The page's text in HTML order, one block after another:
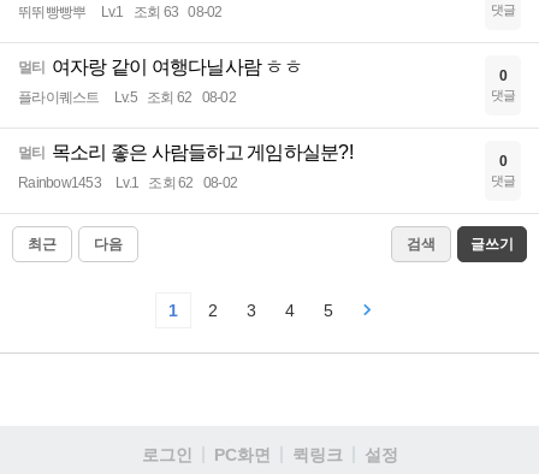
뛰뛰빵빵뿌 Lv.1 조회 63 08-02 댓글
멀티 여자랑 같이 여행다닐사람 ㅎㅎ
플라이퀘스트 Lv.5 조회 62 08-02
0
댓글
멀티 목소리 좋은 사람들하고 게임하실분?!
Rainbow1453 Lv.1 조회 62 08-02
0
댓글
최근 다음 검색 글쓰기
1 2 3 4 5
로그인 PC화면 퀵링크
설정